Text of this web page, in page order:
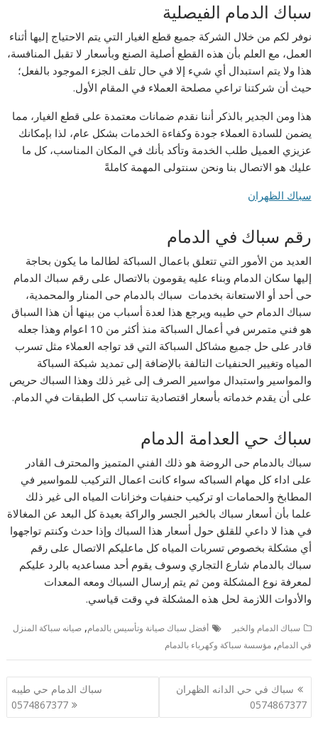
سباك الدمام الفيصلية
نوفر لكم من خلال الشركة جميع قطع الغيار التي يتم الاحتياج إليها أثناء
العمل، مع العلم بأن هذه القطع أصلية الصنع وبأسعار لا تقبل المنافسة،
هذا ولا يتم استبدال أي شيء إلا في حال تلف الجزء الموجود بالفعل؛
حيث أن شركتنا تراعي مصلحة العملاء في المقام الأول.
هذا ومن الجدير بالذكر أننا نقدم ضمانات معتمدة على قطع الغيار، مما
يضمن للسادة العملاء جودة وكفاءة الخدمات بشكل عام، لذا بإمكانك
عزيزي العميل طلب الخدمة وتأكد بأنك في المكان المناسب، كل ما
عليك هو الاتصال بنا ونحن سنتولى المهمة كاملةً
سباك الظهران
رقم سباك في الدمام
العديد من الأمور التي تتعلق باعمال السباكة لطالما ما يكون بحاجة
إليها سكان الدمام وبناء عليه يقومون بالاتصال على رقم سباك الدمام
حى أحد أو الاستعانة بخدمات سباك بالدمام حى المنار والمحمدية،
سباك الدمام حي طيبه ويرجع هذا لعدة أسباب من بينها أن هذا السباق
هو فني متمرس في أعمال السباكة منذ أكثر من 10 اعوام وهذا جعله
قادر على حل جميع مشاكل السباكة التي قد تواجه العملاء مثل تسرب
المياه وتغيير الحنفيات التالفة بالإضافة إلى تمديد شبكة السباكة
والمواسير واستبدال مواسير الصرف إلى غير ذلك وهذا السباك حريص
على أن يقدم خدماته بأسعار اقتصادية تناسب كل الطبقات في الدمام.
سباك حي العدامة الدمام
سباك بالدمام حى الروضة هو ذلك الفني المتميز والمحترف القادر
على اداء كل مهام السباكه سواء كانت اعمال التركيب للمواسير في
المطابخ والحمامات او تركيب حنفيات وخزانات المياه الى غير ذلك
علما بأن أسعار سباك بالخبر الجسر والراكة بعيدة كل البعد عن المغالاة
في هذا لا داعي للقلق حول أسعار هذا السباك وإذا حدث وكنتم تواجهوا
أي مشكلة بخصوص تسربات المياه كل ماعليكم الاتصال على رقم
سباك بالدمام شارع التجاري وسوف يقوم أحد مساعديه بالرد عليكم
لمعرفة نوع المشكلة ومن ثم يتم إرسال السباك ومعه المعدات
والأدوات اللازمة لحل هذه المشكلة في وقت قياسي.
سباك الدمام والخبر أفضل سباك صيانة وتأسيس بالدمام,صيانه سباكة المنزل
في الدمام,مؤسسة سباكة وكهرباء بالدمام
تصفّح
المقالات
سباك في حي الدانه الظهران
0574867377
سباك الدمام حي طيبه
0574867377